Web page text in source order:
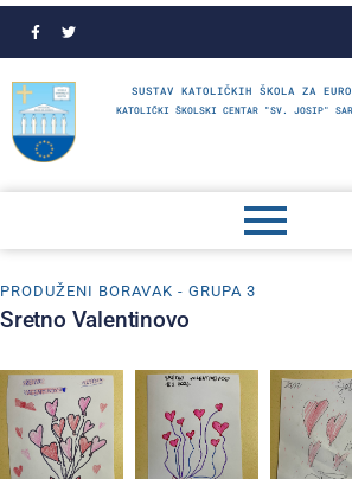
SUSTAV KATOLIČKIH ŠKOLA ZA
KATOLIČKI ŠKOLSKI CENTAR "SV. JOSIP"
PRODUŽENI BORAVAK - GRUPA 3
Sretno Valentinovo